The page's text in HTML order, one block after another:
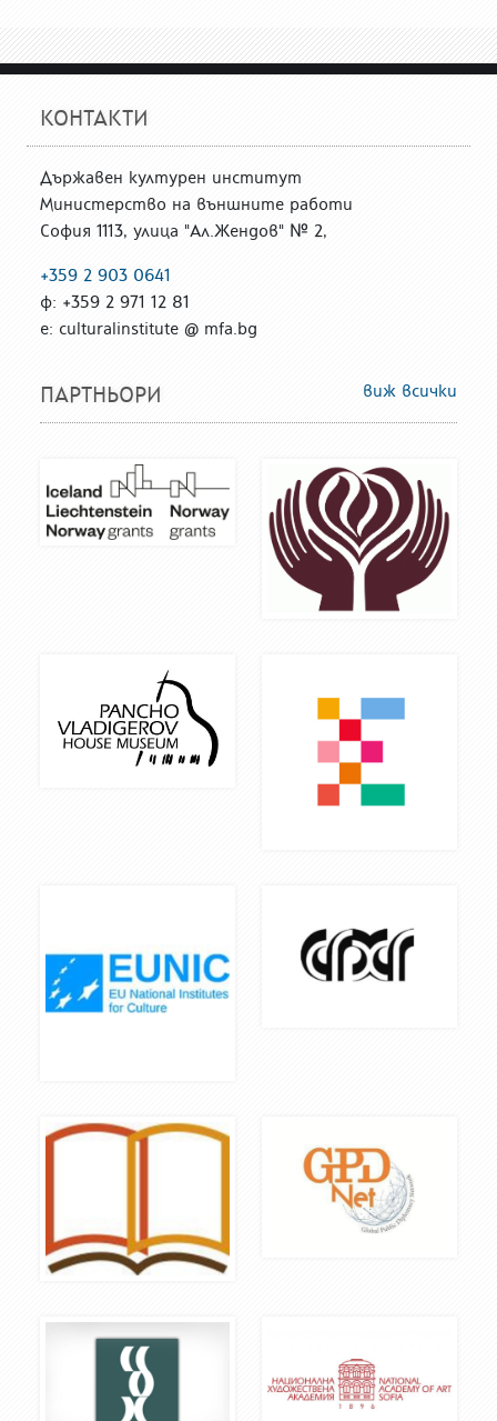
КОНТАКТИ
Държавен културен институт
Министерство на външните работи
София 1113, улица "Ал.Жендов" № 2,
+359 2 903 0641
ф: +359 2 971 12 81
е: culturalinstitute @ mfa.bg
ПАРТНЬОРИ виж всички